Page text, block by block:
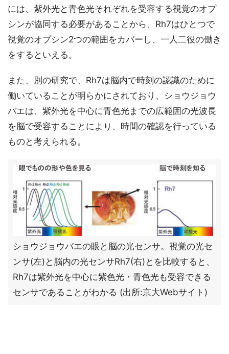
には、紫外光と青色光それぞれを受容する視覚のオプ
シンが協同する必要があることから、Rh7はひとつで
視覚のオプシン2つの範囲をカバーし、一人二役の働き
をするといえる。
また、別の研究で、Rh7は脳内で時刻の認識のために
働いていることが明らかにされており、ショウジョウ
バエは、紫外光を中心に青色光までの広範囲の光波長
を脳で受容することにより、時間の確認を行っている
ものと考えられる。
ショウジョウバエの眼と脳の光センサ。視覚の光セ
ンサ(左)と脳内の光センサRh7(右)とを比較すると、
Rh7は紫外光を中心に紫色光・青色光も受容できる
センサであることがわかる (出所:京大Webサイト)